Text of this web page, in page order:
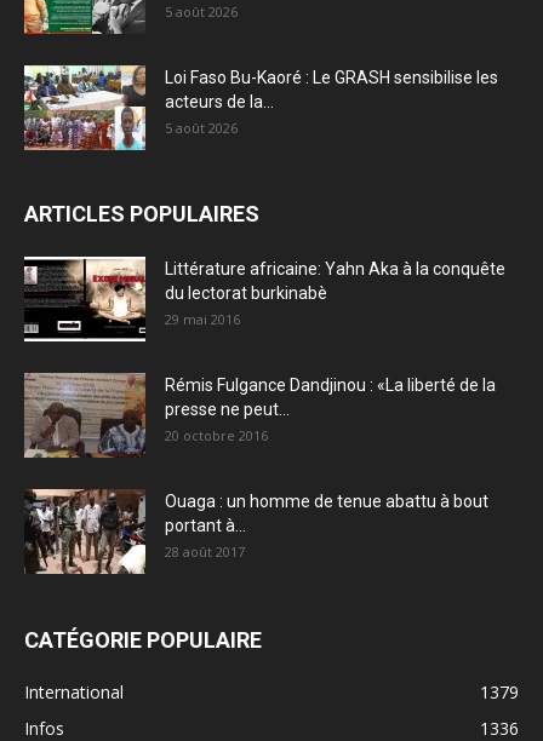
5 août 2026
Loi Faso Bu-Kaoré : Le GRASH sensibilise les
acteurs de la...
5 août 2026
ARTICLES POPULAIRES
Littérature africaine: Yahn Aka à la conquête
du lectorat burkinabè
29 mai 2016
Rémis Fulgance Dandjinou : «La liberté de la
presse ne peut...
20 octobre 2016
Ouaga : un homme de tenue abattu à bout
portant à...
28 août 2017
CATÉGORIE POPULAIRE
International
1379
Infos
1336